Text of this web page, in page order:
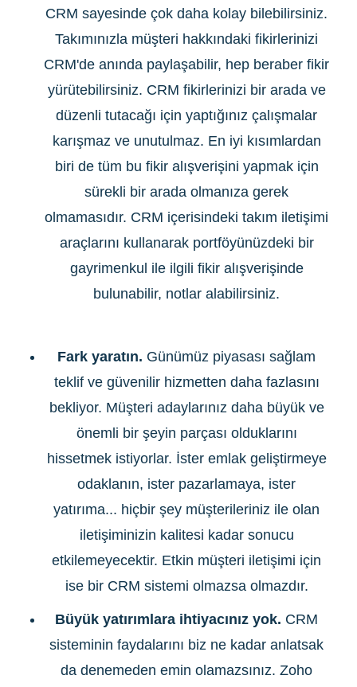
CRM sayesinde çok daha kolay bilebilirsiniz.
Takımınızla müşteri hakkındaki fikirlerinizi
CRM'de anında paylaşabilir, hep beraber fikir
yürütebilirsiniz. CRM fikirlerinizi bir arada ve
düzenli tutacağı için yaptığınız çalışmalar
karışmaz ve unutulmaz. En iyi kısımlardan
biri de tüm bu fikir alışverişini yapmak için
sürekli bir arada olmanıza gerek
olmamasıdır. CRM içerisindeki takım iletişimi
araçlarını kullanarak portföyünüzdeki bir
gayrimenkul ile ilgili fikir alışverişinde
bulunabilir, notlar alabilirsiniz.
Fark yaratın. Günümüz piyasası sağlam
teklif ve güvenilir hizmetten daha fazlasını
bekliyor. Müşteri adaylarınız daha büyük ve
önemli bir şeyin parçası olduklarını
hissetmek istiyorlar. İster emlak geliştirmeye
odaklanın, ister pazarlamaya, ister
yatırıma... hiçbir şey müşterileriniz ile olan
iletişiminizin kalitesi kadar sonucu
etkilemeyecektir. Etkin müşteri iletişimi için
ise bir CRM sistemi olmazsa olmazdır.
Büyük yatırımlara ihtiyacınız yok. CRM
sisteminin faydalarını biz ne kadar anlatsak
da denemeden emin olamazsınız. Zoho